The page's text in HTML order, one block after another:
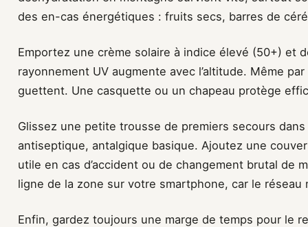
des en-cas énergétiques : fruits secs, barres de
Emportez une crème solaire à indice élevé (50+) et
rayonnement UV augmente avec l’altitude. Même
guettent. Une casquette ou un chapeau protège
Glissez une petite trousse de premiers secours
antiseptique, antalgique basique. Ajoutez une
utile en cas d’accident ou de changement brutal de
ligne de la zone sur votre smartphone, car le
Enfin, gardez toujours une marge de temps pour le